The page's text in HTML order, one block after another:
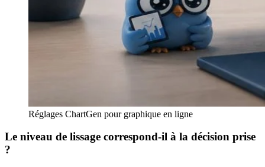
Réglages ChartGen pour graphique en ligne
Le niveau de lissage correspond-il à la décision prise
?